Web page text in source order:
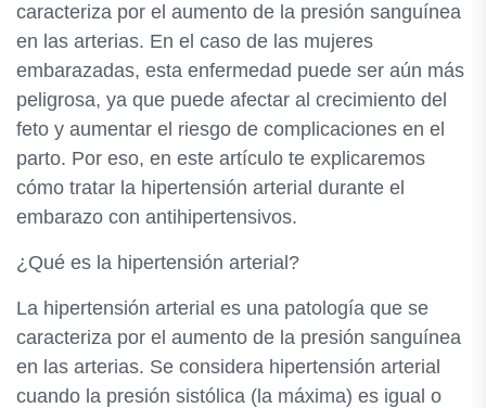
caracteriza por el aumento de la presión sanguínea
en las arterias. En el caso de las mujeres
embarazadas, esta enfermedad puede ser aún más
peligrosa, ya que puede afectar al crecimiento del
feto y aumentar el riesgo de complicaciones en el
parto. Por eso, en este artículo te explicaremos
cómo tratar la hipertensión arterial durante el
embarazo con antihipertensivos.
¿Qué es la hipertensión arterial?
La hipertensión arterial es una patología que se
caracteriza por el aumento de la presión sanguínea
en las arterias. Se considera hipertensión arterial
cuando la presión sistólica (la máxima) es igual o